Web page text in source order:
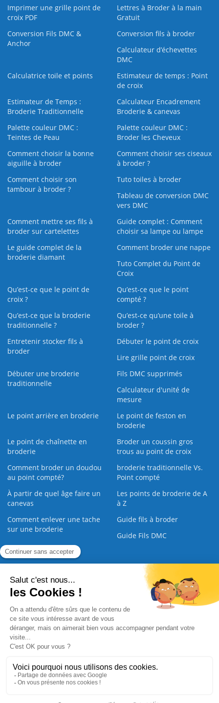
Imprimer une grille point de
croix PDF
Lettres à Broder à la main
Gratuit
Conversion Fils DMC &
Anchor
Conversion fils à broder
Calculateur d’échevettes
DMC
Calculatrice toile et points
Estimateur de temps : Point
de croix
Estimateur de Temps :
Broderie Traditionnelle
Calculateur Encadrement
Broderie & canevas
Palette couleur DMC :
Teintes de Peau
Palette couleur DMC :
Broder les Cheveux
Comment choisir la bonne
aiguille à broder
Comment choisir ses ciseaux
à broder ?
Comment choisir son
tambour à broder ?
Tuto toiles à broder
Tableau de conversion DMC
vers DMC
Comment mettre ses fils à
broder sur cartelettes
Guide complet : Comment
choisir sa lampe ou lampe
Le guide complet de la
broderie diamant
Comment broder une nappe
Tuto Complet du Point de
Croix
Qu’est-ce que le point de
croix ?
Qu’est-ce que le point
compté ?
Qu’est-ce que la broderie
traditionnelle ?
Qu’est‑ce qu’une toile à
broder ?
Entretenir stocker fils à
broder
Débuter le point de croix
Lire grille point de croix
Débuter une broderie
traditionnelle
Fils DMC supprimés
Calculateur d'unité de
mesure
Le point arrière en broderie
Le point de feston en
broderie
Le point de chaînette en
broderie
Broder un coussin gros
trous au point de croix
Comment broder un doudou
au point compté?
broderie traditionnelle Vs.
Point compté
À partir de quel âge faire un
canevas
Les points de broderie de A
à Z
Comment enlever une tache
sur une broderie
Guide fils à broder
Guide Fils DMC
Guide de la Broderie
Commande Papier Qui sommes nous Nous contacter |
Paiement sécurisé
2008 - 2026 © CreaMagic. ALL Rights Reserved.